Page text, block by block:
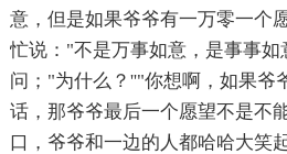
意，但是如果爷爷有一万零一个
忙说："不是万事如意，是事事如
问；"为什么？''"你想啊，如果爷
话，那爷爷最后一个愿望不是不
口，爷爷和一边的人都哈哈大笑